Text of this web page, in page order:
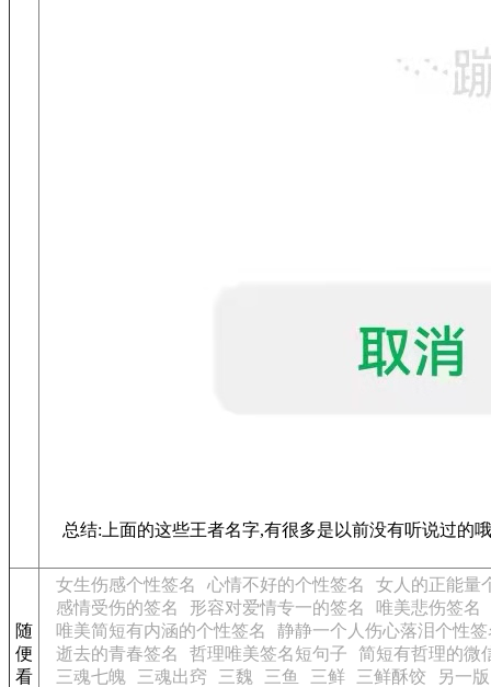
总结:上面的这些王者名字,有很多是以前没有听说过的
随
便
看
女生伤感个性签名 心情不好的个性签名
女人的正能量
感情受伤的签名
形容对爱情专一的签名
唯美悲伤签名
唯美简短有内涵的个性签名
静静一个人伤心落泪个性
逝去的青春签名
哲理唯美签名短句子
简短有哲理的微
三魂七魄
三魂出窍 三魏 三鱼 三鲜 三鲜酥饺
另一版